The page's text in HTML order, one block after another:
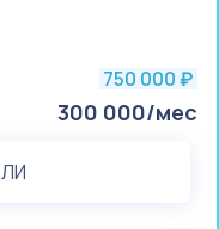
750 000 ₽
300 000/мес